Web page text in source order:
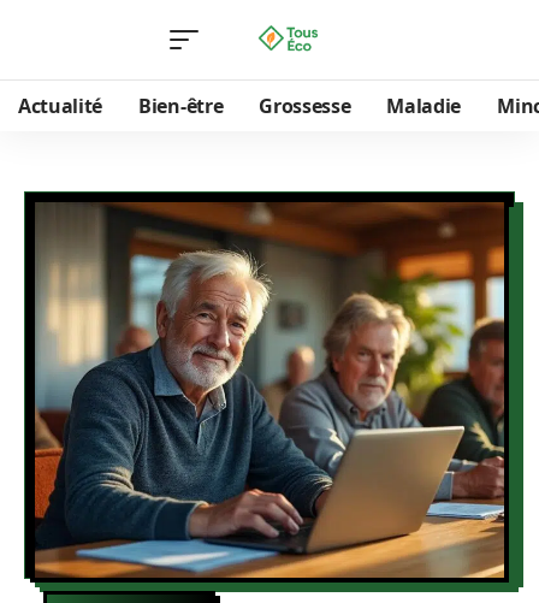
Actualité Bien-être Grossesse Maladie